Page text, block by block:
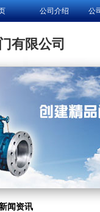
公司介绍 公
有限公司
新闻资讯